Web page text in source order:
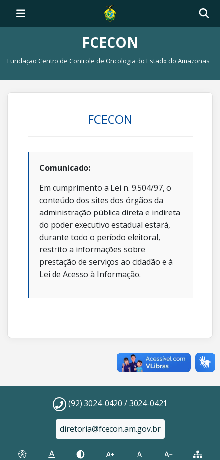
FCECON
Fundação Centro de Controle de Oncologia do Estado do Amazonas
FCECON
Comunicado:
Em cumprimento a Lei n. 9.504/97, o
conteúdo dos sites dos órgãos da
administração pública direta e indireta
do poder executivo estadual estará,
durante todo o período eleitoral,
restrito a informações sobre
prestação de serviços ao cidadão e à
Lei de Acesso à Informação.
(92) 3024-0420 / 3024-0421
diretoria@fcecon.am.gov.br